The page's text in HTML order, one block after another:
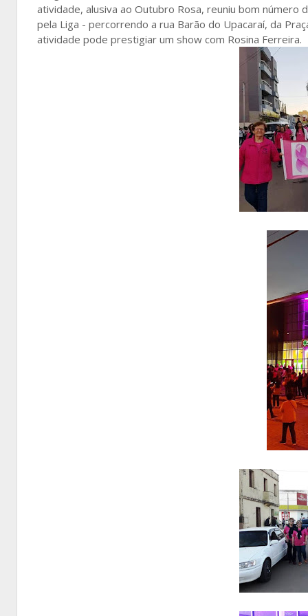
atividade, alusiva ao Outubro Rosa, reuniu bom
pela Liga - percorrendo a rua Barão do Upacaraí, da
atividade pode prestigiar um show com Rosina Ferreira.